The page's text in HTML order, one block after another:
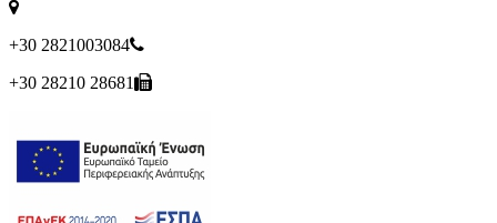
+30 2821003084
+30 28210 28681